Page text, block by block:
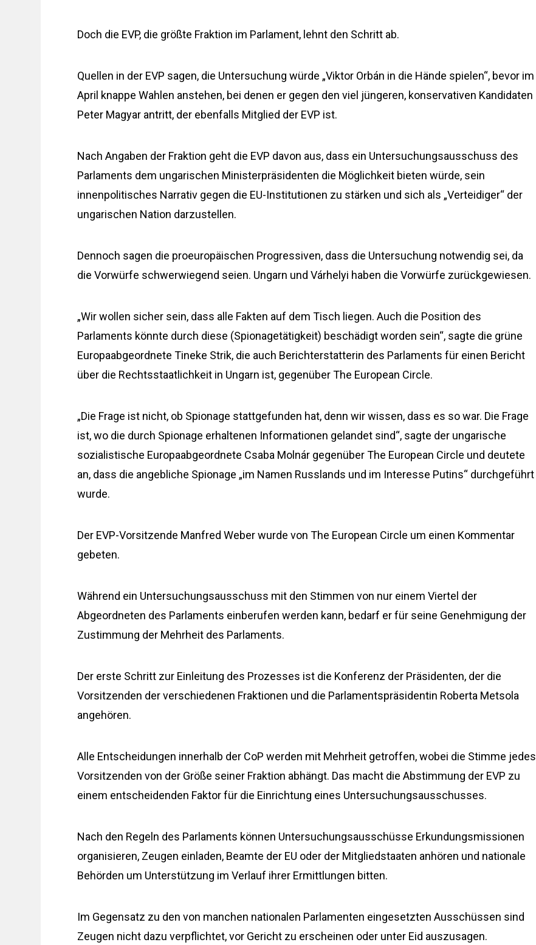
Doch die EVP, die größte Fraktion im Parlament, lehnt den Schritt ab.
Quellen in der EVP sagen, die Untersuchung würde „Viktor Orbán in die Hände spielen“, bevor im
April knappe Wahlen anstehen, bei denen er gegen den viel jüngeren, konservativen Kandidaten
Peter Magyar antritt, der ebenfalls Mitglied der EVP ist.
Nach Angaben der Fraktion geht die EVP davon aus, dass ein Untersuchungsausschuss des
Parlaments dem ungarischen Ministerpräsidenten die Möglichkeit bieten würde, sein
innenpolitisches Narrativ gegen die EU-Institutionen zu stärken und sich als „Verteidiger“ der
ungarischen Nation darzustellen.
Dennoch sagen die proeuropäischen Progressiven, dass die Untersuchung notwendig sei, da
die Vorwürfe schwerwiegend seien. Ungarn und Várhelyi haben die Vorwürfe zurückgewiesen.
„Wir wollen sicher sein, dass alle Fakten auf dem Tisch liegen. Auch die Position des
Parlaments könnte durch diese (Spionagetätigkeit) beschädigt worden sein“, sagte die grüne
Europaabgeordnete Tineke Strik, die auch Berichterstatterin des Parlaments für einen Bericht
über die Rechtsstaatlichkeit in Ungarn ist, gegenüber The European Circle.
„Die Frage ist nicht, ob Spionage stattgefunden hat, denn wir wissen, dass es so war. Die Frage
ist, wo die durch Spionage erhaltenen Informationen gelandet sind“, sagte der ungarische
sozialistische Europaabgeordnete Csaba Molnár gegenüber The European Circle und deutete
an, dass die angebliche Spionage „im Namen Russlands und im Interesse Putins“ durchgeführt
wurde.
Der EVP-Vorsitzende Manfred Weber wurde von The European Circle um einen Kommentar
gebeten.
Während ein Untersuchungsausschuss mit den Stimmen von nur einem Viertel der
Abgeordneten des Parlaments einberufen werden kann, bedarf er für seine Genehmigung der
Zustimmung der Mehrheit des Parlaments.
Der erste Schritt zur Einleitung des Prozesses ist die Konferenz der Präsidenten, der die
Vorsitzenden der verschiedenen Fraktionen und die Parlamentspräsidentin Roberta Metsola
angehören.
Alle Entscheidungen innerhalb der CoP werden mit Mehrheit getroffen, wobei die Stimme jedes
Vorsitzenden von der Größe seiner Fraktion abhängt. Das macht die Abstimmung der EVP zu
einem entscheidenden Faktor für die Einrichtung eines Untersuchungsausschusses.
Nach den Regeln des Parlaments können Untersuchungsausschüsse Erkundungsmissionen
organisieren, Zeugen einladen, Beamte der EU oder der Mitgliedstaaten anhören und nationale
Behörden um Unterstützung im Verlauf ihrer Ermittlungen bitten.
Im Gegensatz zu den von manchen nationalen Parlamenten eingesetzten Ausschüssen sind
Zeugen nicht dazu verpflichtet, vor Gericht zu erscheinen oder unter Eid auszusagen.